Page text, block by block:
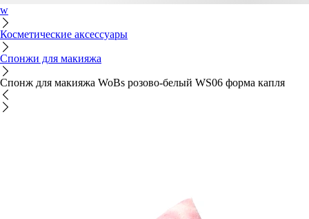
w
Косметические аксессуары
Спонжи для макияжа
Спонж для макияжа WoBs розово-белый WS06 форма капля